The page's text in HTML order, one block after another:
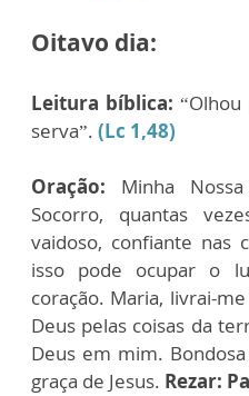
Oitavo dia:
Leitura bíblica:
serva”. (Lc 1,48)
Oração: Minha
Socorro, quantas
vaidoso, confiante nas
isso pode ocupar o
coração. Maria, livrai-
Deus pelas coisas da
Deus em mim.
graça de Jesus. Rezar: